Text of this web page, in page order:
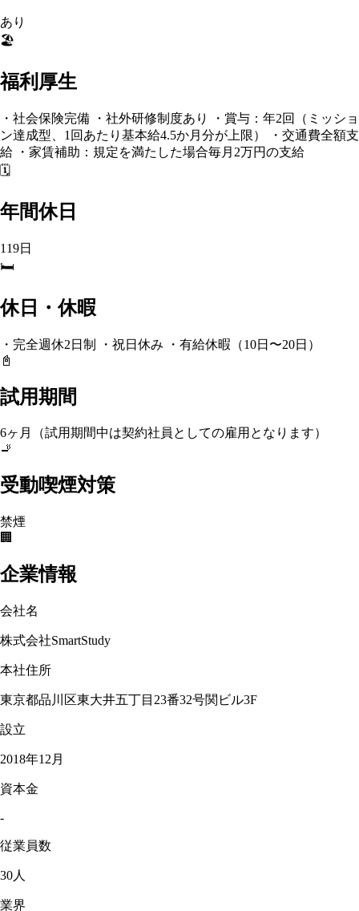
あり
🏖️
福利厚生
・社会保険完備 ・社外研修制度あり ・賞与：年2回（ミッショ
ン達成型、1回あたり基本給4.5か月分が上限） ・交通費全額支
給 ・家賃補助：規定を満たした場合毎月2万円の支給
🗓️
年間休日
119日
🛏️
休日・休暇
・完全週休2日制 ・祝日休み ・有給休暇（10日〜20日）
📓
試用期間
6ヶ月（試用期間中は契約社員としての雇用となります）
🚬
受動喫煙対策
禁煙
🏢
企業情報
会社名
株式会社SmartStudy
本社住所
東京都品川区東大井五丁目23番32号関ビル3F
設立
2018年12月
資本金
-
従業員数
30人
業界